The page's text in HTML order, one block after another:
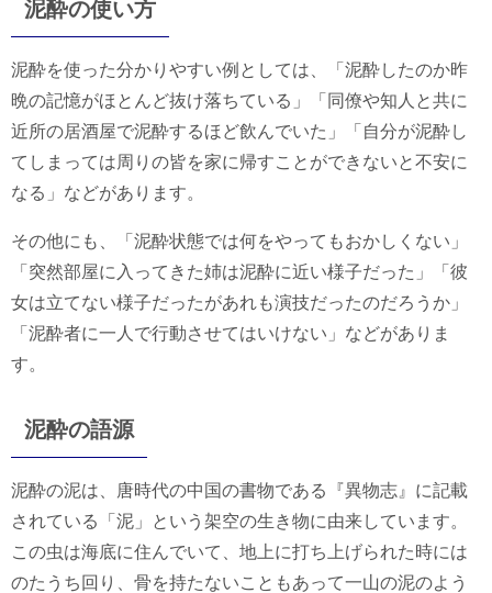
泥酔の使い方
泥酔を使った分かりやすい例としては、「泥酔したのか昨
晩の記憶がほとんど抜け落ちている」「同僚や知人と共に
近所の居酒屋で泥酔するほど飲んでいた」「自分が泥酔し
てしまっては周りの皆を家に帰すことができないと不安に
なる」などがあります。
その他にも、「泥酔状態では何をやってもおかしくない」
「突然部屋に入ってきた姉は泥酔に近い様子だった」「彼
女は立てない様子だったがあれも演技だったのだろうか」
「泥酔者に一人で行動させてはいけない」などがありま
す。
泥酔の語源
泥酔の泥は、唐時代の中国の書物である『異物志』に記載
されている「泥」という架空の生き物に由来しています。
この虫は海底に住んでいて、地上に打ち上げられた時には
のたうち回り、骨を持たないこともあって一山の泥のよう